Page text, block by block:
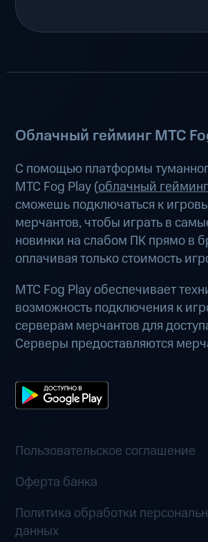
Облачный гейминг МТС
С помощью платформы
МТС Fog Play (облачный
сможешь подключаться к
мерчантов, чтобы играть в
новинки на слабом ПК прямо в
оплачивая только стоимость
МТС Fog Play обеспечивает
возможность подключения к
серверам мерчантов для
Серверы предоставляются
Пользовательское соглашение
Оферта банка
Политика обработки
данных